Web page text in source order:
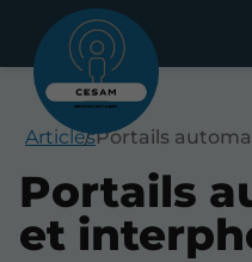
ArticlesPortails
Portails
et